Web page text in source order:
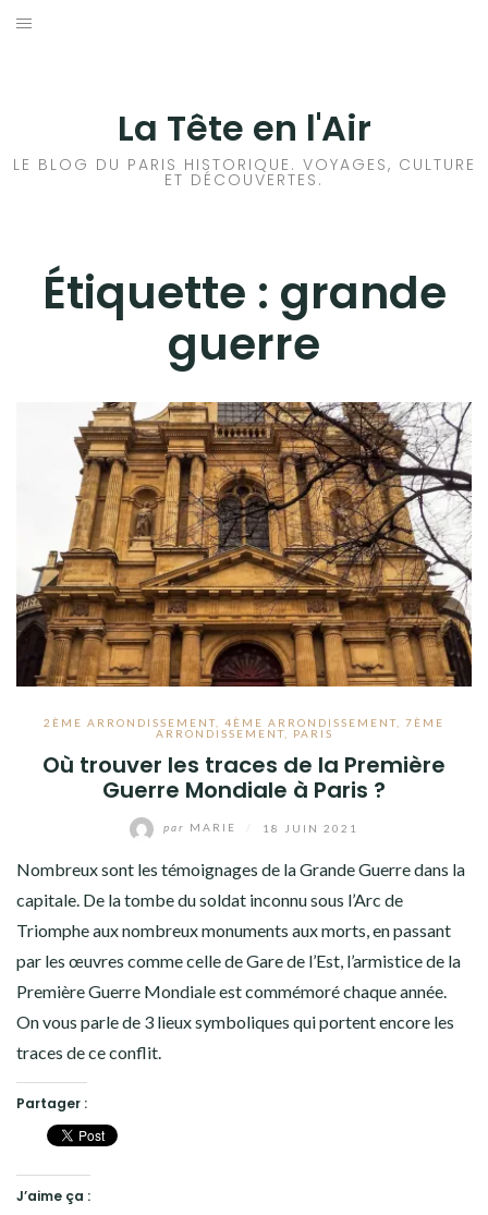
Aller
La Tête en l'Air
LE BLOG DU PARIS HISTORIQUE. VOYAGES, CULTURE
ET DÉCOUVERTES.
Étiquette : grande
guerre
2ÈME ARRONDISSEMENT 4ÈME ARRONDISSEMENT
7ÈME
ARRONDISSEMENT, PARIS
Où trouver les traces de la Première
Guerre Mondiale à Paris ?
par MARIE 18 JUIN 2021
Nombreux sont les témoignages de la Grande Guerre dans la
capitale. De la tombe du soldat inconnu sous l’Arc de
Triomphe aux nombreux monuments aux morts, en passant
par les œuvres comme celle de Gare de l’Est, l’armistice de la
Première Guerre Mondiale est commémoré chaque année.
On vous parle de 3 lieux symboliques qui portent encore les
traces de ce conflit.
Partager :
J’aime ça :
HISTOIRES EN ILE DE FRANCE
VOYAGES À L’ÉTRANGER